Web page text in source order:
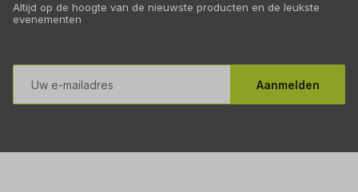
Altijd op de hoogte van de nieuwste producten en de leukste
evenementen
E-
mailadres
Aanmelden